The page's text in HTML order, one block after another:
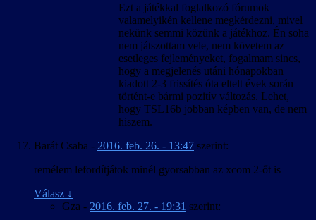
Ezt a játékkal foglalkozó fórumok
valamelyikén kellene megkérdezni, mivel
nekünk semmi közünk a játékhoz. Én soha
nem játszottam vele, nem követem az
esetleges fejleményeket, fogalmam sincs,
hogy a megjelenés utáni hónapokban
kiadott 2-3 frissítés óta eltelt évek során
történt-e bármi pozitív változás. Lehet,
hogy TSL16b jobban képben van, de nem
hiszem.
Barát Csaba - 2016. feb. 26. - 13:47 szerint:
remélem lefordítjátok minél gyorsabban az xcom 2-őt is
Válasz ↓
Gza - 2016. feb. 27. - 19:31 szerint: